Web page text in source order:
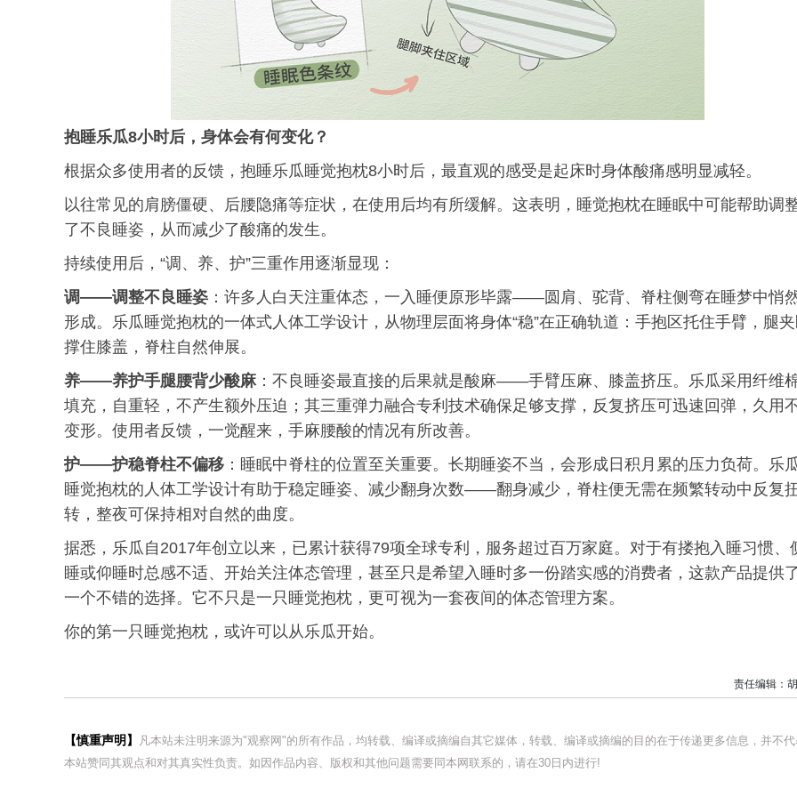
抱睡乐瓜8小时后，身体会有何变化？
根据众多使用者的反馈，抱睡乐瓜睡觉抱枕8小时后，最直观的感受是起床时身体酸痛感明显减轻。
以往常见的肩膀僵硬、后腰隐痛等症状，在使用后均有所缓解。这表明，睡觉抱枕在睡眠中可能帮助调
了不良睡姿，从而减少了酸痛的发生。
持续使用后，“调、养、护”三重作用逐渐显现：
调——调整不良睡姿 ：许多人白天注重体态，一入睡便原形毕露——圆肩、驼背、脊柱侧弯在睡梦中悄
形成。乐瓜睡觉抱枕的一体式人体工学设计，从物理层面将身体“稳”在正确轨道：手抱区托住手臂，腿夹
撑住膝盖，脊柱自然伸展。
养——养护手腿腰背少酸麻：不良睡姿最直接的后果就是酸麻——手臂压麻、膝盖挤压。乐瓜采用纤维
填充，自重轻，不产生额外压迫；其三重弹力融合专利技术确保足够支撑，反复挤压可迅速回弹，久用
变形。使用者反馈，一觉醒来，手麻腰酸的情况有所改善。
护——护稳脊柱不偏移 ：睡眠中脊柱的位置至关重要。长期睡姿不当，会形成日积月累的压力负荷。乐
睡觉抱枕的人体工学设计有助于稳定睡姿、减少翻身次数——翻身减少，脊柱便无需在频繁转动中反复
转，整夜可保持相对自然的曲度。
据悉，乐瓜自2017年创立以来，已累计获得79项全球专利，服务超过百万家庭。对于有搂抱入睡习惯、
睡或仰睡时总感不适、开始关注体态管理，甚至只是希望入睡时多一份踏实感的消费者，这款产品提供
一个不错的选择。它不只是一只睡觉抱枕，更可视为一套夜间的体态管理方案。
你的第一只睡觉抱枕，或许可以从乐瓜开始。
责任编辑：
【慎重声明】
凡本站未注明来源为"观察网"的所有作品，均转载、编译或摘编自其它媒体，转载、编译或摘编的目的在于传递更多信息，并不代
本站赞同其观点和对其真实性负责。如因作品内容、版权和其他问题需要同本网联系的，请在30日内进行!